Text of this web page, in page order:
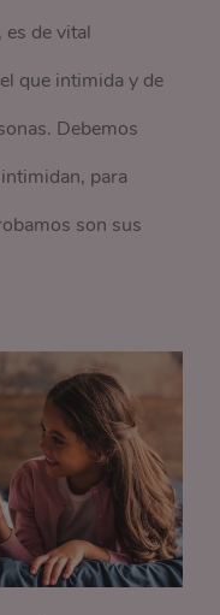
es de vital
que intimida y de
Debemos
para
son sus